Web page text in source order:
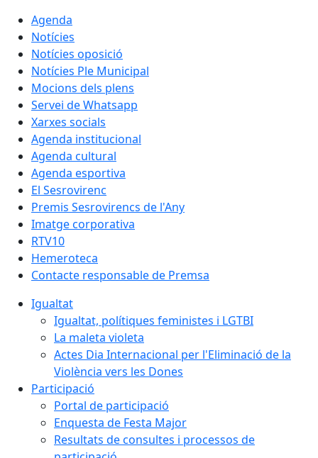
Agenda
Notícies
Notícies oposició
Notícies Ple Municipal
Mocions dels plens
Servei de Whatsapp
Xarxes socials
Agenda institucional
Agenda cultural
Agenda esportiva
El Sesrovirenc
Premis Sesrovirencs de l'Any
Imatge corporativa
RTV10
Hemeroteca
Contacte responsable de Premsa
Igualtat
Igualtat, polítiques feministes i LGTBI
La maleta violeta
Actes Dia Internacional per l'Eliminació de la
Violència vers les Dones
Participació
Portal de participació
Enquesta de Festa Major
Resultats de consultes i processos de